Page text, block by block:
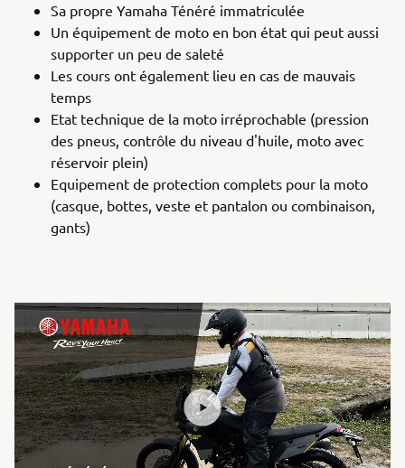
Sa propre Yamaha Ténéré immatriculée
Un équipement de moto en bon état qui peut aussi
supporter un peu de saleté
Les cours ont également lieu en cas de mauvais
temps
Etat technique de la moto irréprochable (pression
des pneus, contrôle du niveau d'huile, moto avec
réservoir plein)
Equipement de protection complets pour la moto
(casque, bottes, veste et pantalon ou combinaison,
gants)